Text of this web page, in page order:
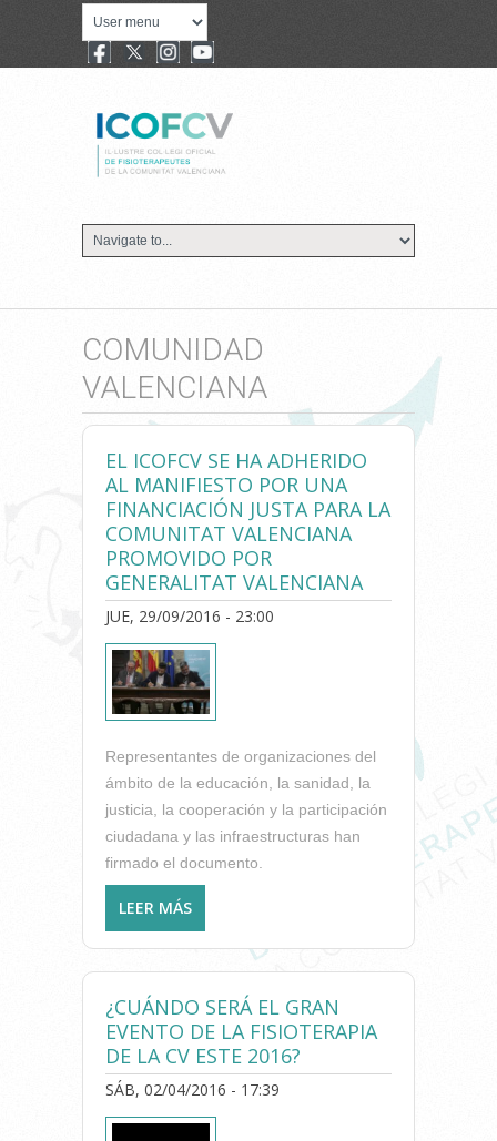
COMUNIDAD
VALENCIANA
EL ICOFCV SE HA ADHERIDO
AL MANIFIESTO POR UNA
FINANCIACIÓN JUSTA PARA LA
COMUNITAT VALENCIANA
PROMOVIDO POR
GENERALITAT VALENCIANA
JUE, 29/09/2016 - 23:00
Representantes de organizaciones del
ámbito de la educación, la sanidad, la
justicia, la cooperación y la participación
ciudadana y las infraestructuras han
firmado el documento.
LEER MÁS
ADHERIDO AL MANIFIESTO
POR UNA FINANCIACIÓN
VALENCIANA PROMOVIDO
POR GENERALITAT
VALENCIANA
¿CUÁNDO SERÁ EL GRAN
EVENTO DE LA FISIOTERAPIA
DE LA CV ESTE 2016?
SÁB, 02/04/2016 - 17:39